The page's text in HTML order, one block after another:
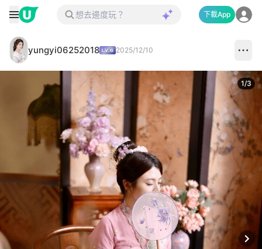
下載App
yungyi06252018 2025/12/10
1/3